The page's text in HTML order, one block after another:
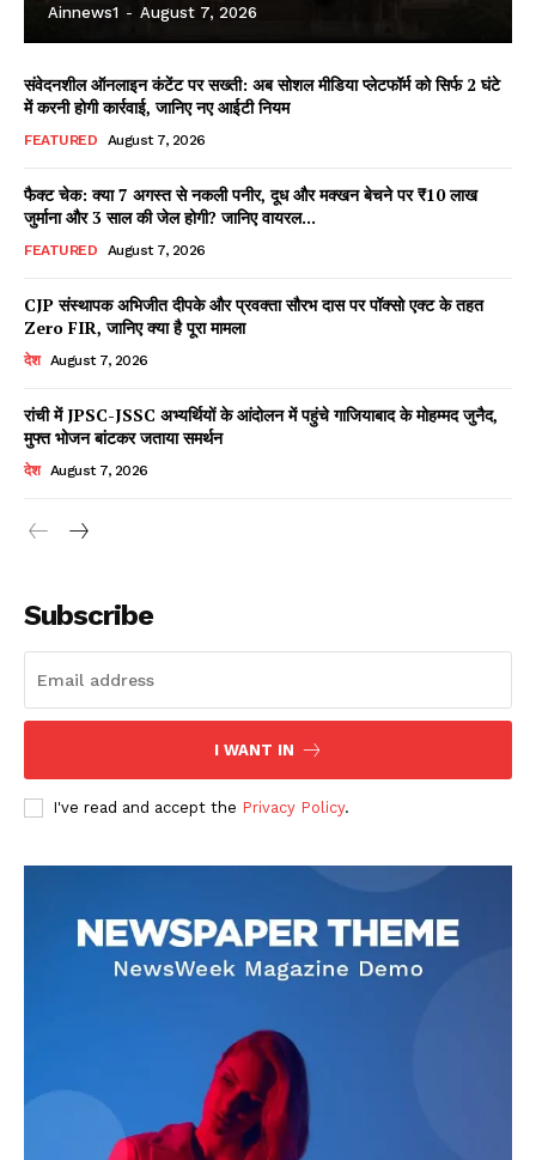
Facebook
X WhatsApp
Share
Read Latest News on AIN
DOWNLOAD NOW
AIN NEWS 1
Contact Us
About Us
Ainnews1 - August 7, 2026
संवेदनशील ऑनलाइन कंटेंट पर सख्ती: अब सोशल मीडिया प्लेटफॉर्म को सिर्फ 2 घंटे
में करनी होगी कार्रवाई, जानिए नए आईटी नियम
FEATURED August 7, 2026
फैक्ट चेक: क्या 7 अगस्त से नकली पनीर, दूध और मक्खन बेचने पर ₹10 लाख
जुर्माना और 3 साल की जेल होगी? जानिए वायरल...
FEATURED August 7, 2026
CJP संस्थापक अभिजीत दीपके और प्रवक्ता सौरभ दास पर पॉक्सो एक्ट के तहत
Zero FIR, जानिए क्या है पूरा मामला
देश August 7, 2026
रांची में JPSC-JSSC अभ्यर्थियों के आंदोलन में पहुंचे गाजियाबाद के मोहम्मद जुनैद,
मुफ्त भोजन बांटकर जताया समर्थन
देश August 7, 2026
Subscribe
I WANT IN
I've read and accept the Privacy Policy.